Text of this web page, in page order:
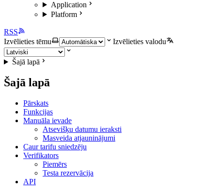
Application
Platform
RSS
Izvēlieties tēmu
Izvēlieties valodu
Šajā lapā
Šajā lapā
Pārskats
Funkcijas
Manuāla ievade
Atsevišķu datumu ieraksti
Masveida atjauninājumi
Caur tarifu sniedzēju
Verifikators
Piemērs
Testa rezervācija
API